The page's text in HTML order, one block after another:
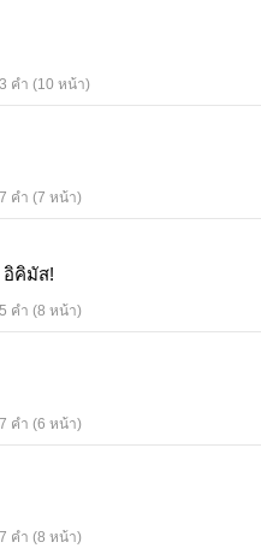
คำ (10 หน้า)
คำ (7 หน้า)
อิคิมัส!
คำ (8 หน้า)
คำ (6 หน้า)
คำ (8 หน้า)